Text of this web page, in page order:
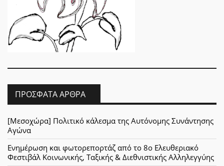
ΠΡΌΣΦΑΤΑ ΆΡΘΡΑ
[Μεσοχώρα] Πολιτικό κάλεσμα της Αυτόνομης Συνάντησης
Αγώνα
Ενημέρωση και φωτορεπορτάζ από το 8ο Ελευθεριακό
Φεστιβάλ Κοινωνικής, Ταξικής & Διεθνιστικής Αλληλεγγύης